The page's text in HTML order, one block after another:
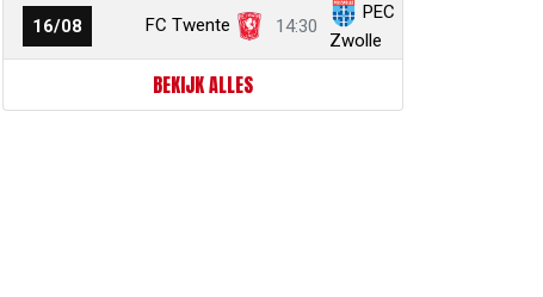
16/08 FC Twente 14:30
PEC
Zwolle
BEKIJK ALLES